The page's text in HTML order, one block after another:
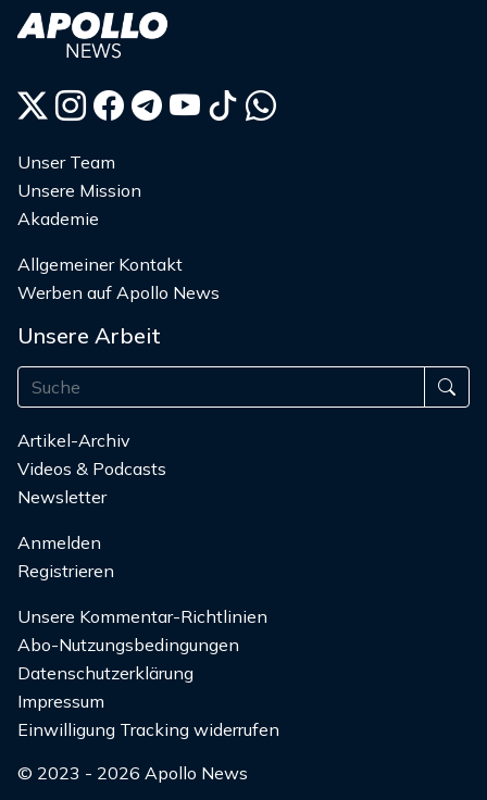
Unser Team
Unsere Mission
Akademie
Allgemeiner Kontakt
Werben auf Apollo News
Unsere Arbeit
Artikel-Archiv
Videos & Podcasts
Newsletter
Anmelden
Registrieren
Unsere Kommentar-Richtlinien
Abo-Nutzungsbedingungen
Datenschutzerklärung
Impressum
Einwilligung Tracking widerrufen
© 2023 - 2026 Apollo News